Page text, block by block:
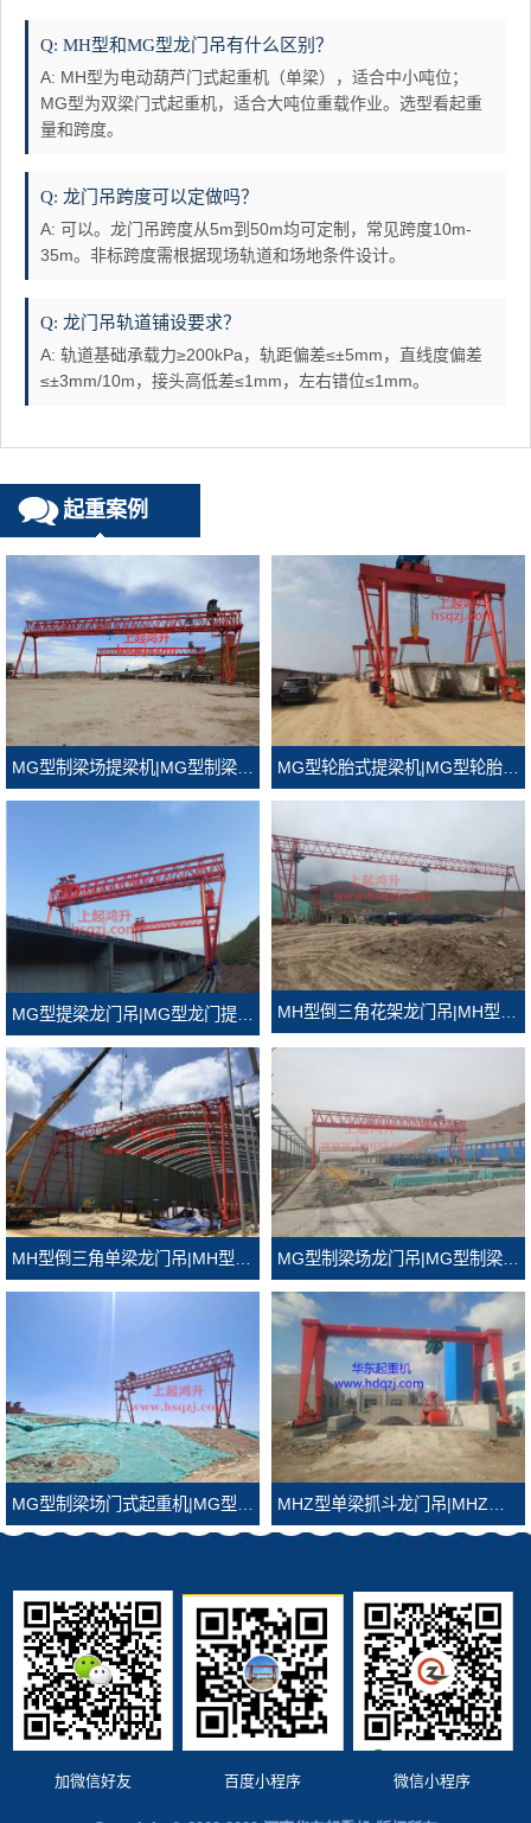
Q: MH型和MG型龙门吊有什么区别？
A: MH型为电动葫芦门式起重机（单梁），适合中小吨位；
MG型为双梁门式起重机，适合大吨位重载作业。选型看起重
量和跨度。
Q: 龙门吊跨度可以定做吗？
A: 可以。龙门吊跨度从5m到50m均可定制，常见跨度10m-
35m。非标跨度需根据现场轨道和场地条件设计。
Q: 龙门吊轨道铺设要求？
A: 轨道基础承载力≥200kPa，轨距偏差≤±5mm，直线度偏差
≤±3mm/10m，接头高低差≤1mm，左右错位≤1mm。
起重案例
MH型倒三角花架龙门吊|MH型倒三角门式起重机
MH型倒三角单梁龙门吊|MH型倒三角龙门吊 MG型制梁场龙门吊|MG型制梁场门式起重机
MHZ型单梁抓斗龙门吊|MHZ型抓斗龙门吊
加微信好友 百度小程序 微信小程序